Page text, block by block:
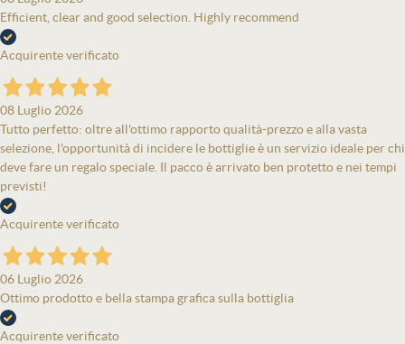
Efficient, clear and good selection. Highly recommend
Acquirente verificato
08 Luglio 2026
Tutto perfetto: oltre all'ottimo rapporto qualità-prezzo e alla vasta
selezione, l'opportunità di incidere le bottiglie è un servizio ideale per chi
deve fare un regalo speciale. Il pacco è arrivato ben protetto e nei tempi
previsti!
Acquirente verificato
06 Luglio 2026
Ottimo prodotto e bella stampa grafica sulla bottiglia
Acquirente verificato